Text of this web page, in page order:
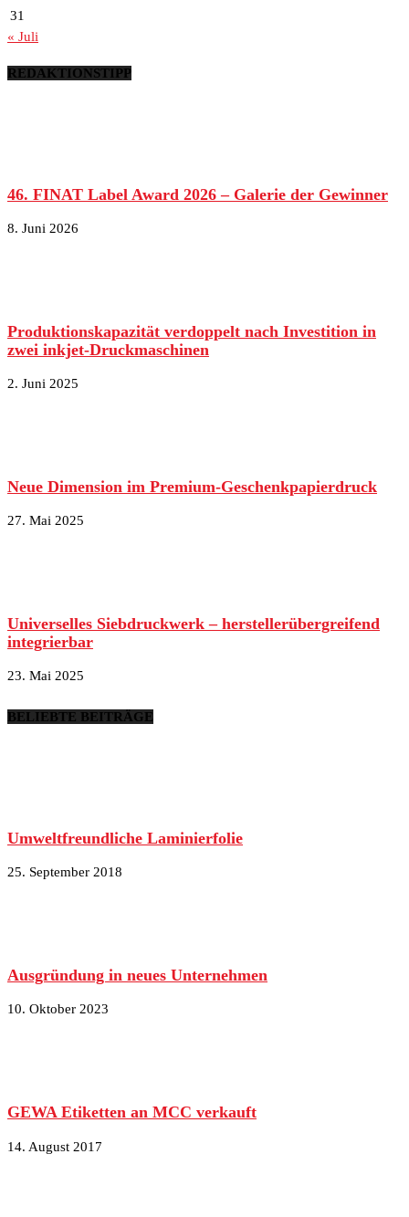
31
« Juli
REDAKTIONSTIPP
46. FINAT Label Award 2026 – Galerie der Gewinner
8. Juni 2026
Produktionskapazität verdoppelt nach Investition in
zwei inkjet-Druckmaschinen
2. Juni 2025
Neue Dimension im Premium-Geschenkpapierdruck
27. Mai 2025
Universelles Siebdruckwerk – herstellerübergreifend
integrierbar
23. Mai 2025
BELIEBTE BEITRÄGE
Umweltfreundliche Laminierfolie
25. September 2018
Ausgründung in neues Unternehmen
10. Oktober 2023
GEWA Etiketten an MCC verkauft
14. August 2017